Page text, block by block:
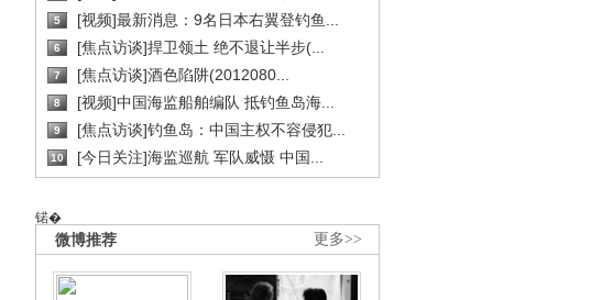
5 [视频]最新消息：9名日本右翼登钓鱼...
6 [焦点访谈]捍卫领土 绝不退让半步(...
7 [焦点访谈]酒色陷阱(2012080...
8 [视频]中国海监船舶编队 抵钓鱼岛海...
9 [焦点访谈]钓鱼岛：中国主权不容侵犯...
10 [今日关注]海监巡航 军队威慑 中国...
锘�
更多>>
微博推荐